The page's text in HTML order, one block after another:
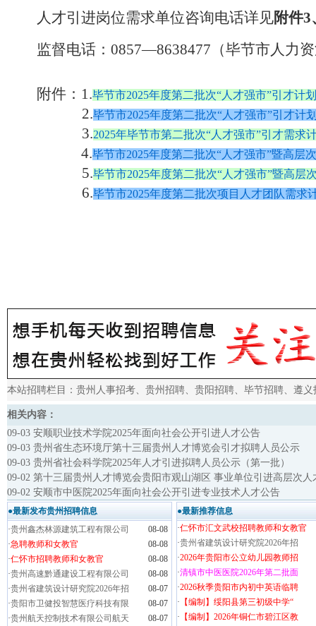
人才引进岗位需求单位咨询电话详见附件3
监督电话： 0857—8638477 （毕节市人力
附件： 1.毕节市2025年度第二批次“人才强市”引才计
2.毕节市2025年度第二批次“人才强市”引才计
3.2025年毕节市第二批次“人才强市”引才需求
4.毕节市2025年度第二批次“人才强市”暨高层
5.毕节市2025年度第二批次“人才强市”暨高层
6.毕节市2025年度第二批次项目人才团队需求
本站招聘栏目： 贵州人事招考、 贵州招聘、 贵阳招聘、 毕节招聘、 遵义
相关内容：
09-03 安顺职业技术学院2025年面向社会公开引进人才公告
09-03 贵州省生态环境厅第十三届贵州人才博览会引才拟聘人员公示
09-03 贵州省社会科学院2025年人才引进拟聘人员公示（第一批）
09-02 第十三届贵州人才博览会贵阳市观山湖区 事业单位引进高层次
09-02 安顺市中医院2025年面向社会公开引进专业技术人才公告
●最新发布贵州招聘信息
·贵州鑫杰林源建筑工程有限公司
08-08
·急聘教师和女教官
08-08
·仁怀市招聘教师和女教官
08-08
·贵州高速黔通建设工程有限公司
08-08
·贵州省建筑设计研究院2026年招
08-07
·贵阳市卫健投智慧医疗科技有限
08-07
·贵州航天控制技术有限公司航天
08-07
●最新推荐信息
·仁怀市汇文武校招聘教师和女教官
·贵州省建筑设计研究院2026年招
·2026年贵阳市公立幼儿园教师招
·清镇市中医医院2026年第二批面
·2026秋季贵阳市内初中英语临聘
· 【编制】绥阳县第三初级中学“
· 【编制】2026年铜仁市碧江区教